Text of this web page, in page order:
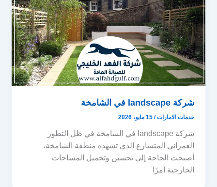
شركة landscape في الشامخة
خدمات الامارات/15 مايو، 2026
شركة landscape في الشامخة في ظل التطور
العمراني المتسارع الذي تشهده منطقة الشامخة،
أصبحت الحاجة إلى تحسين وتجميل المساحات
الخارجية أمرًا